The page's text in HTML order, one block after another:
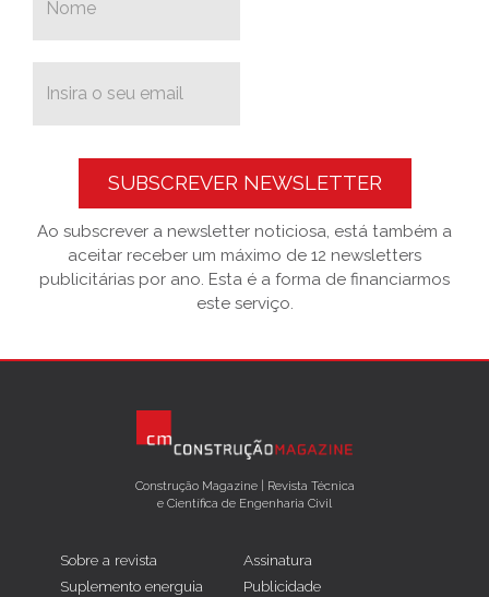
SUBSCREVER NEWSLETTER
Ao subscrever a newsletter noticiosa, está também a
aceitar receber um máximo de 12 newsletters
publicitárias por ano. Esta é a forma de financiarmos
este serviço.
Construção Magazine | Revista Técnica
e Científica de Engenharia Civil
Sobre a revista
Suplemento energuia
Assinatura
Publicidade